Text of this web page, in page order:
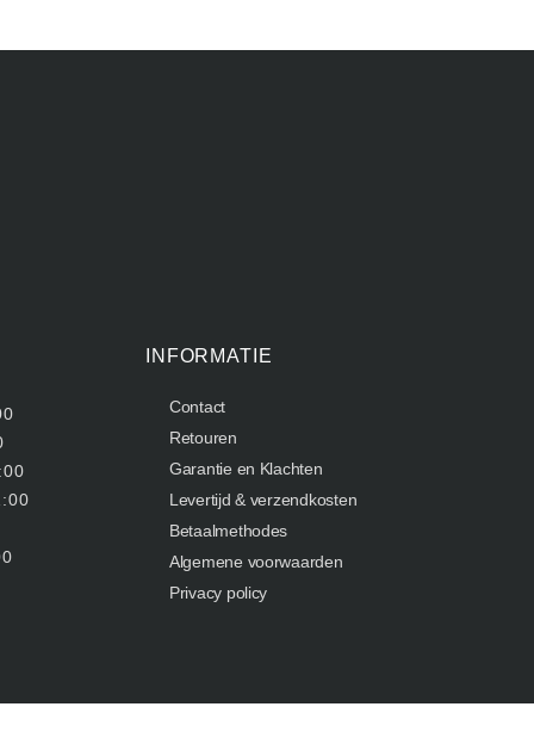
INFORMATIE
Contact
Retouren
Garantie en Klachten
Levertijd & verzendkosten
Betaalmethodes
Algemene voorwaarden
Privacy policy